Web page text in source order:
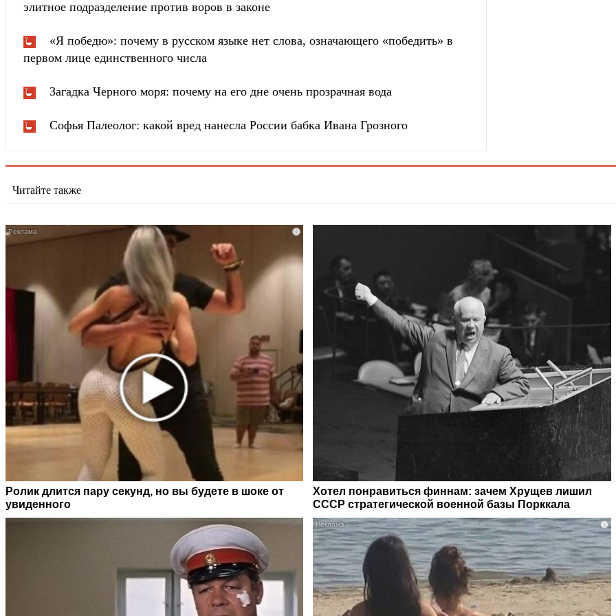
элитное подразделение против воров в законе
«Я победю»: почему в русском языке нет слова, означающего «победить» в
первом лице единственного числа
Загадка Черного моря: почему на его дне очень прозрачная вода
Софья Палеолог: какой вред нанесла России бабка Ивана Грозного
Читайте также
i
Ролик длится пару секунд, но вы будете в шоке от
увиденного
Хотел понравиться финнам: зачем Хрущев лишил
СССР стратегической военной базы Порккала
i